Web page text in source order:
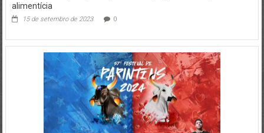
alimentícia
15 de setembro de 2023 0